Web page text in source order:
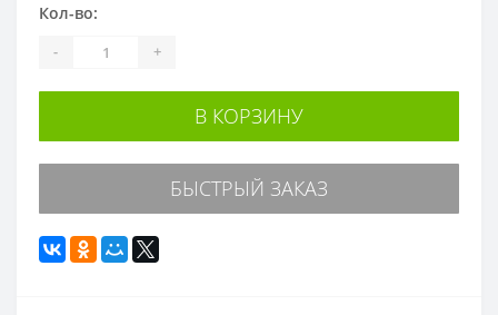
Кол-во:
- +
В КОРЗИНУ
БЫСТРЫЙ ЗАКАЗ